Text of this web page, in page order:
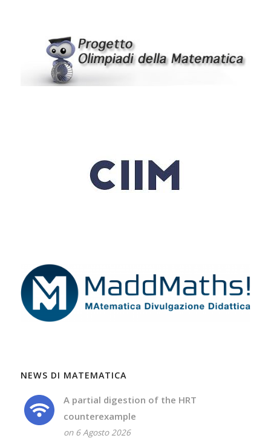
NEWS DI MATEMATICA
A partial digestion of the HRT
counterexample
on 6 Agosto 2026